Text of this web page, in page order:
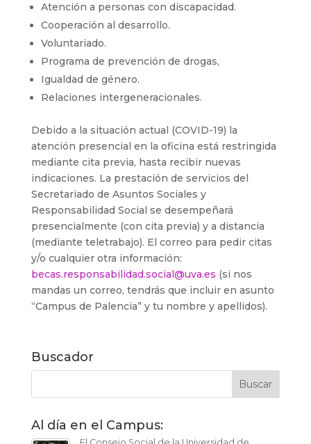
Atención a personas con discapacidad.
Cooperación al desarrollo.
Voluntariado.
Programa de prevención de drogas,
Igualdad de género.
Relaciones intergeneracionales.
Debido a la situación actual (COVID-19) la
atención presencial en la oficina está restringida
mediante cita previa, hasta recibir nuevas
indicaciones. La prestación de servicios del
Secretariado de Asuntos Sociales y
Responsabilidad Social se desempeñará
presencialmente (con cita previa) y a distancia
(mediante teletrabajo). El correo para pedir citas
y/o cualquier otra información:
becas.responsabilidad.social@uva.es (si nos
mandas un correo, tendrás que incluir en asunto
“Campus de Palencia” y tu nombre y apellidos).
Buscador
Al día en el Campus: